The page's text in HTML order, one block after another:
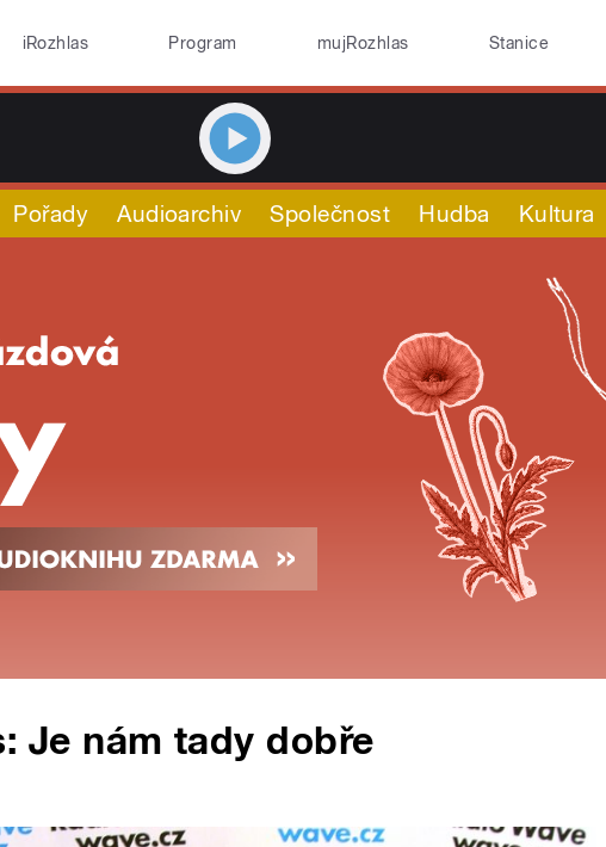
iRozhlas Program mujRozhlas Stanice
Pořady Audioarchiv Společnost Hudba Kultura
Je nám tady dobře